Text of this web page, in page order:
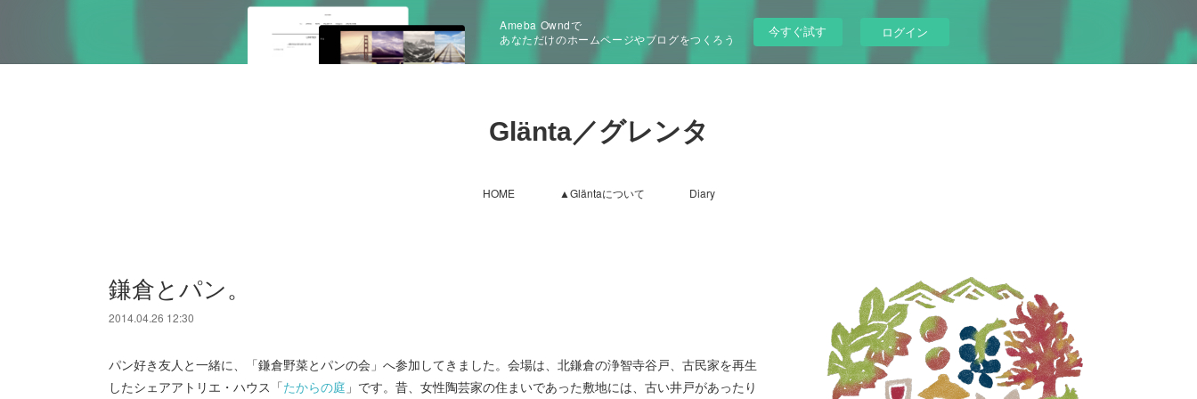
Ameba Owndで
あなただけのホームページやブログをつくろう
今すぐ試す ログイン
Glänta／グレンタ
HOME ▲Gläntaについて Diary
鎌倉とパン。
2014.04.26 12:30
パン好き友人と一緒に、「鎌倉野菜とパンの会」へ参加してきました。会場は、北鎌倉の浄智寺谷戸、古民家を再生
したシェアアトリエ・ハウス「たからの庭 」です。昔、女性陶芸家の住まいであった敷地には、古い井戸があったり